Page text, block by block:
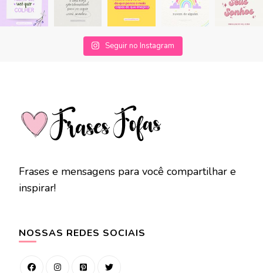
Seguir no Instagram
Frases e mensagens para você compartilhar e
inspirar!
NOSSAS REDES SOCIAIS